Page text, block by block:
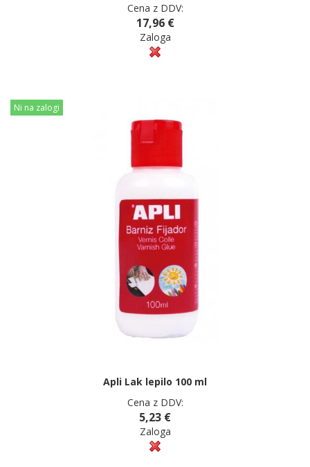
Cena z DDV:
17,96 €
Zaloga
Ni na zalogi
Apli Lak lepilo 100 ml
Cena z DDV:
5,23 €
Zaloga